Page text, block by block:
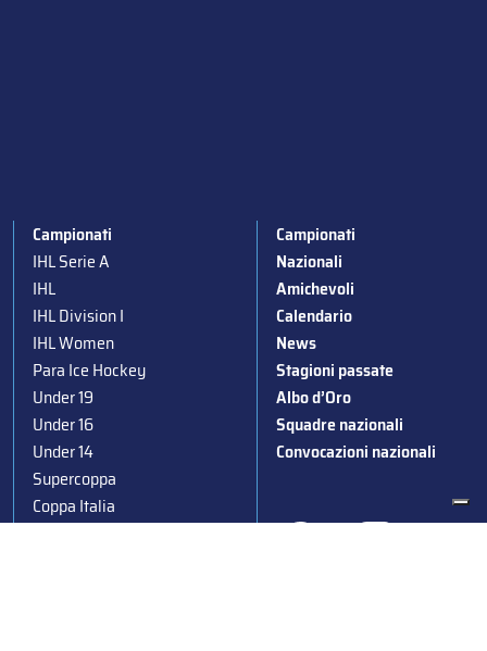
Campionati
IHL Serie A
IHL
IHL Division I
IHL Women
Para Ice Hockey
Under 19
Under 16
Under 14
Supercoppa
Coppa Italia
Campionati
Nazionali
Amichevoli
Calendario
News
Stagioni passate
Albo d’Oro
Squadre nazionali
Convocazioni nazionali